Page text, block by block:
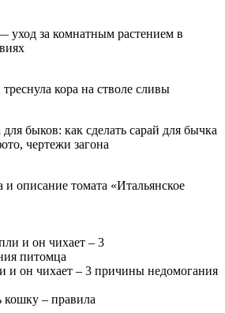
уход за комнатным растением в
треснула кора на стволе сливы
быков: как сделать сарай для бычка
чертежи загона
и описание томата «Итальянское
и он чихает – 3 причины недомогания